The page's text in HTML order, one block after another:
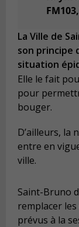
La Ville de
son principe
situation
Elle le fait
pour
bouger.
D’ailleurs, la
entre en
ville.
Saint-Bruno
remplacer
prévus à la